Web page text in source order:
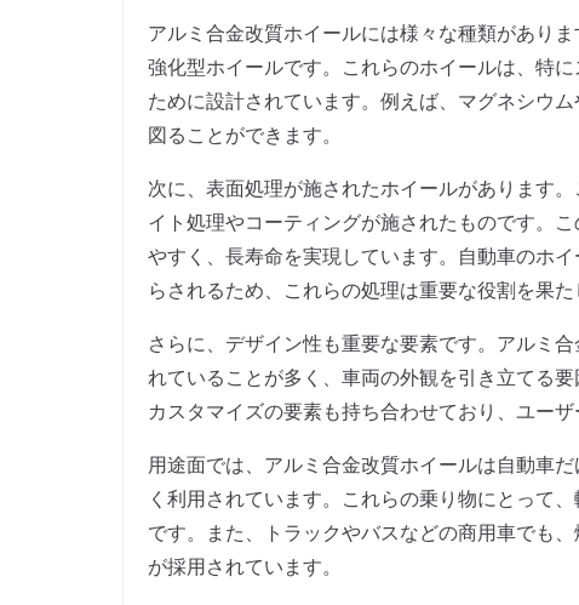
アルミ合金改質ホイールには様々な種類があり
強化型ホイールです。これらのホイールは、特
ために設計されています。例えば、マグネシウ
図ることができます。
次に、表面処理が施されたホイールがあります
イト処理やコーティングが施されたものです。
やすく、長寿命を実現しています。自動車のホ
らされるため、これらの処理は重要な役割を果た
さらに、デザイン性も重要な要素です。アルミ
れていることが多く、車両の外観を引き立てる
カスタマイズの要素も持ち合わせており、ユー
用途面では、アルミ合金改質ホイールは自動車
く利用されています。これらの乗り物にとって
です。また、トラックやバスなどの商用車でも
が採用されています。